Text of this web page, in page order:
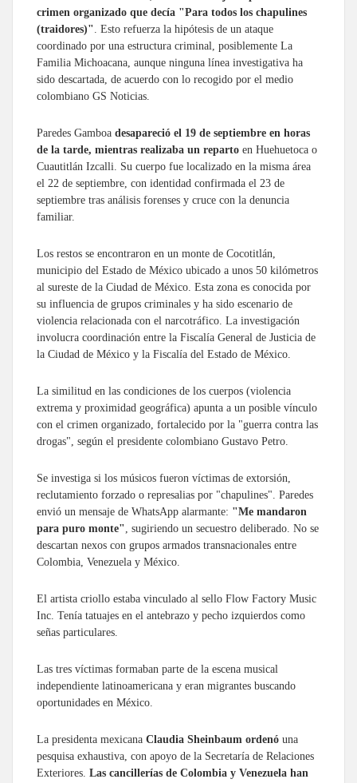
crimen organizado que decía "Para todos los chapulines
(traidores)". Esto refuerza la hipótesis de un ataque
coordinado por una estructura criminal, posiblemente La
Familia Michoacana, aunque ninguna línea investigativa ha
sido descartada, de acuerdo con lo recogido por el medio
colombiano GS Noticias.
Paredes Gamboa desapareció el 19 de septiembre en horas
de la tarde, mientras realizaba un reparto en Huehuetoca o
Cuautitlán Izcalli. Su cuerpo fue localizado en la misma área
el 22 de septiembre, con identidad confirmada el 23 de
septiembre tras análisis forenses y cruce con la denuncia
familiar.
Los restos se encontraron en un monte de Cocotitlán,
municipio del Estado de México ubicado a unos 50 kilómetros
al sureste de la Ciudad de México. Esta zona es conocida por
su influencia de grupos criminales y ha sido escenario de
violencia relacionada con el narcotráfico. La investigación
involucra coordinación entre la Fiscalía General de Justicia de
la Ciudad de México y la Fiscalía del Estado de México.
La similitud en las condiciones de los cuerpos (violencia
extrema y proximidad geográfica) apunta a un posible vínculo
con el crimen organizado, fortalecido por la "guerra contra las
drogas", según el presidente colombiano Gustavo Petro.
Se investiga si los músicos fueron víctimas de extorsión,
reclutamiento forzado o represalias por "chapulines". Paredes
envió un mensaje de WhatsApp alarmante: "Me mandaron
para puro monte", sugiriendo un secuestro deliberado. No se
descartan nexos con grupos armados transnacionales entre
Colombia, Venezuela y México.
El artista criollo estaba vinculado al sello Flow Factory Music
Inc. Tenía tatuajes en el antebrazo y pecho izquierdos como
señas particulares.
Las tres víctimas formaban parte de la escena musical
independiente latinoamericana y eran migrantes buscando
oportunidades en México.
La presidenta mexicana Claudia Sheinbaum ordenó una
pesquisa exhaustiva, con apoyo de la Secretaría de Relaciones
Exteriores. Las cancillerías de Colombia y Venezuela han